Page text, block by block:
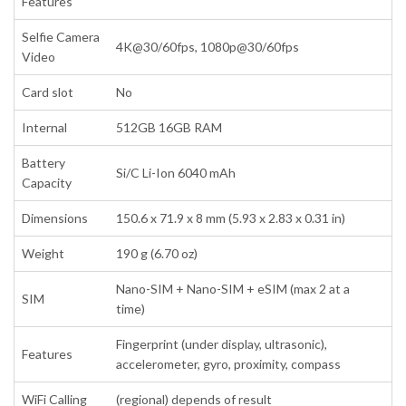
Selfie Camera
Video
4K@30/60fps, 1080p@30/60fps
Card slot No
Internal 512GB 16GB RAM
Battery
Capacity
Si/C Li-Ion 6040 mAh
Dimensions 150.6 x 71.9 x 8 mm (5.93 x 2.83 x 0.31 in)
Weight 190 g (6.70 oz)
SIM
Nano-SIM + Nano-SIM + eSIM (max 2 at a
time)
Features
Fingerprint (under display, ultrasonic),
accelerometer, gyro, proximity, compass
WiFi Calling (regional) depends of result